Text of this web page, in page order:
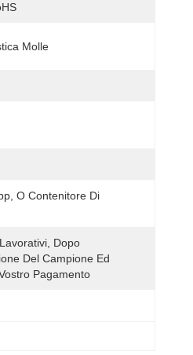
Molle
O Contenitore Di
Dopo
Del Campione Ed
Pagamento